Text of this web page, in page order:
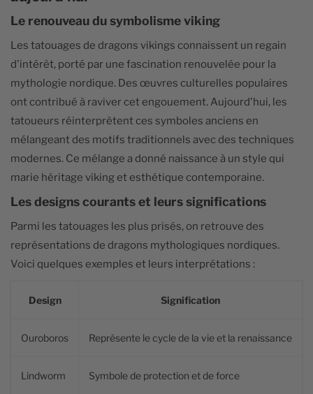
Le renouveau du symbolisme viking
Les tatouages de dragons vikings connaissent un regain
d'intérêt, porté par une fascination renouvelée pour la
mythologie nordique. Des œuvres culturelles populaires
ont contribué à raviver cet engouement. Aujourd'hui, les
tatoueurs réinterprètent ces symboles anciens en
mélangeant des motifs traditionnels avec des techniques
modernes. Ce mélange a donné naissance à un style qui
marie héritage viking et esthétique contemporaine.
Les designs courants et leurs significations
Parmi les tatouages les plus prisés, on retrouve des
représentations de dragons mythologiques nordiques.
Voici quelques exemples et leurs interprétations :
Design Signification
Ouroboros Représente le cycle de la vie et la renaissance
Lindworm Symbole de protection et de force